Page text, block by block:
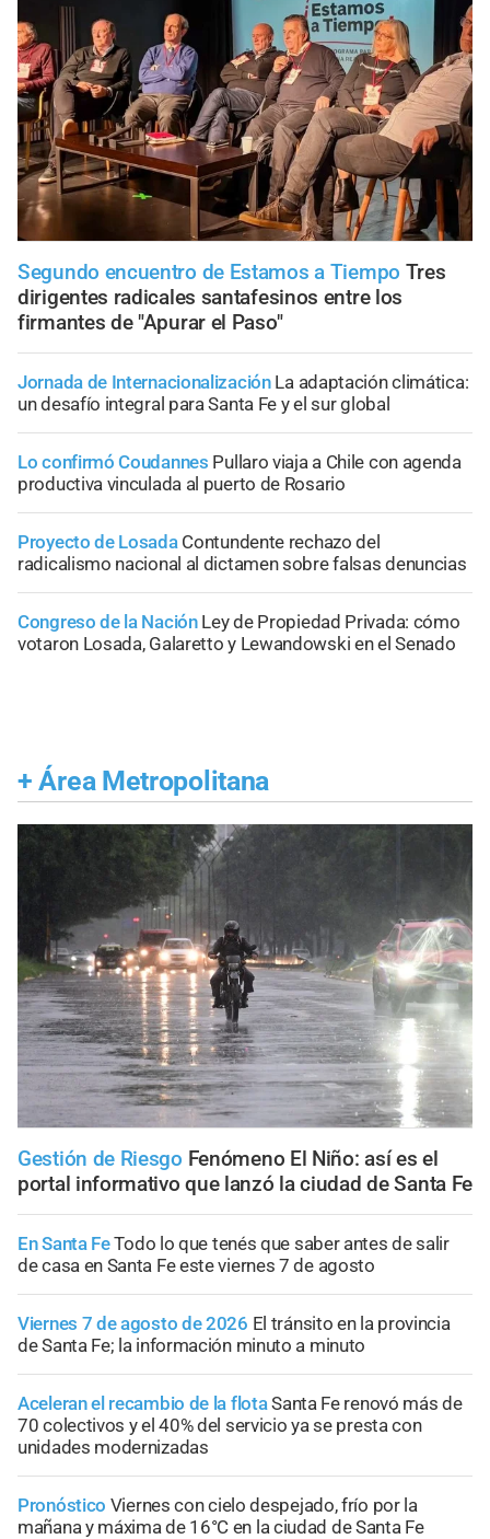
Segundo encuentro de Estamos a Tiempo Tres
dirigentes radicales santafesinos entre los
firmantes de "Apurar el Paso"
Jornada de Internacionalización La adaptación climática:
un desafío integral para Santa Fe y el sur global
Lo confirmó Coudannes Pullaro viaja a Chile con agenda
productiva vinculada al puerto de Rosario
Proyecto de Losada Contundente rechazo del
radicalismo nacional al dictamen sobre falsas denuncias
Congreso de la Nación Ley de Propiedad Privada: cómo
votaron Losada, Galaretto y Lewandowski en el Senado
+ Área Metropolitana
Gestión de Riesgo Fenómeno El Niño: así es el
portal informativo que lanzó la ciudad de Santa Fe
En Santa FeTodo lo que tenés que saber antes de salir
de casa en Santa Fe este viernes 7 de agosto
Viernes 7 de agosto de 2026 El tránsito en la provincia
de Santa Fe; la información minuto a minuto
Aceleran el recambio de la flotaSanta Fe renovó más de
70 colectivos y el 40% del servicio ya se presta con
unidades modernizadas
Pronóstico Viernes con cielo despejado, frío por la
mañana y máxima de 16°C en la ciudad de Santa Fe